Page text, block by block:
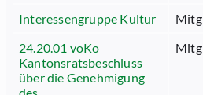
Interessengruppe Kultur
24.20.01 voKo
Kantonsratsbeschluss
über die Genehmigung
des